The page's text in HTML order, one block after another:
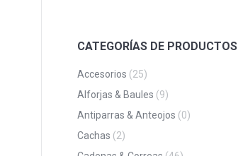
CATEGORÍAS DE PRODUCTOS
Accesorios (25)
Alforjas & Baules (9)
Antiparras & Anteojos (0)
Cachas (2)